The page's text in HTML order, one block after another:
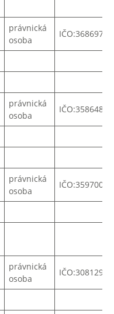
právnická
osoba
IČO:36869716
právnická
osoba
IČO:35864842
právnická
osoba
IČO:35970031
právnická
osoba
IČO:30812976